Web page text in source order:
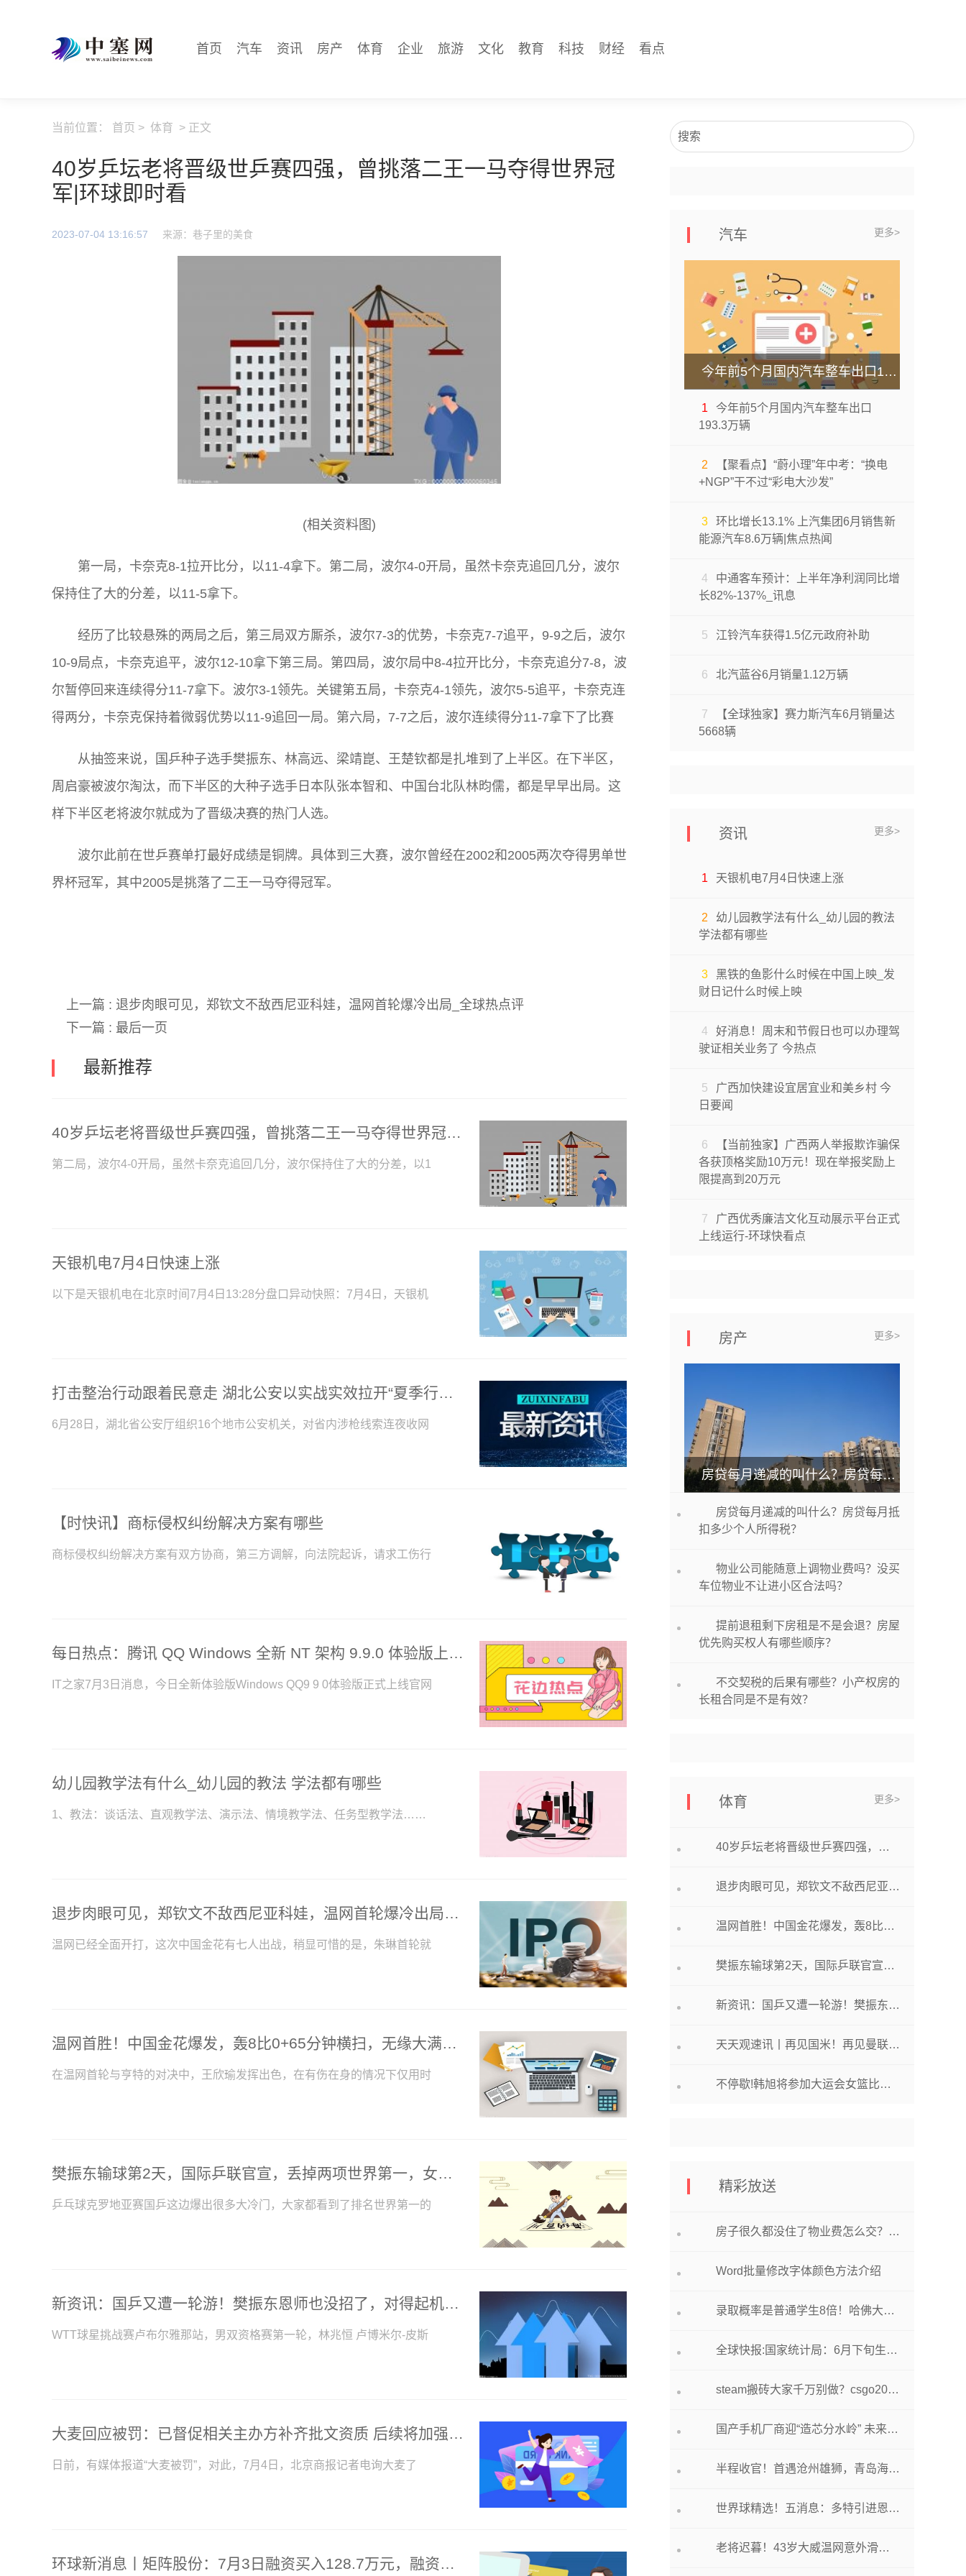
首页 汽车 资讯 房产 体育 企业 旅游 文化 教育 科技 财经 看点
当前位置： 首页 > 体育 > 正文
40岁乒坛老将晋级世乒赛四强，曾挑落二王一马夺得世界冠
军|环球即时看
2023-07-04 13:16:57 来源：巷子里的美食
(相关资料图)
第一局，卡奈克8-1拉开比分，以11-4拿下。第二局，波尔4-0开局，虽然卡奈克追回几分，波尔
保持住了大的分差，以11-5拿下。
经历了比较悬殊的两局之后，第三局双方厮杀，波尔7-3的优势，卡奈克7-7追平，9-9之后，波尔
10-9局点，卡奈克追平，波尔12-10拿下第三局。第四局，波尔局中8-4拉开比分，卡奈克追分7-8，波
尔暂停回来连续得分11-7拿下。波尔3-1领先。关键第五局，卡奈克4-1领先，波尔5-5追平，卡奈克连
得两分，卡奈克保持着微弱优势以11-9追回一局。第六局，7-7之后，波尔连续得分11-7拿下了比赛
从抽签来说，国乒种子选手樊振东、林高远、梁靖崑、王楚钦都是扎堆到了上半区。在下半区，
周启豪被波尔淘汰，而下半区的大种子选手日本队张本智和、中国台北队林昀儒，都是早早出局。这
样下半区老将波尔就成为了晋级决赛的热门人选。
波尔此前在世乒赛单打最好成绩是铜牌。具体到三大赛，波尔曾经在2002和2005两次夺得男单世
界杯冠军，其中2005是挑落了二王一马夺得冠军。
上一篇 : 退步肉眼可见，郑钦文不敌西尼亚科娃，温网首轮爆冷出局_全球热点评
下一篇 : 最后一页
最新推荐
40岁乒坛老将晋级世乒赛四强，曾挑落二王一马夺得世界冠军|环球即时看
第二局，波尔4-0开局，虽然卡奈克追回几分，波尔保持住了大的分差，以1
天银机电7月4日快速上涨
以下是天银机电在北京时间7月4日13:28分盘口异动快照：7月4日，天银机
打击整治行动跟着民意走 湖北公安以实战实效拉开“夏季行动”大幕
6月28日，湖北省公安厅组织16个地市公安机关，对省内涉枪线索连夜收网
【时快讯】商标侵权纠纷解决方案有哪些
商标侵权纠纷解决方案有双方协商，第三方调解，向法院起诉，请求工伤行
每日热点：腾讯 QQ Windows 全新 NT 架构 9.9.0 体验版上架官网
IT之家7月3日消息，今日全新体验版Windows QQ9 9 0体验版正式上线官网
幼儿园教学法有什么_幼儿园的教法 学法都有哪些
1、教法：谈话法、直观教学法、演示法、情境教学法、任务型教学法……
退步肉眼可见，郑钦文不敌西尼亚科娃，温网首轮爆冷出局_全球热点评
温网已经全面开打，这次中国金花有七人出战，稍显可惜的是，朱琳首轮就
温网首胜！中国金花爆发，轰8比0+65分钟横扫，无缘大满贯连冠
在温网首轮与亨特的对决中，王欣瑜发挥出色，在有伤在身的情况下仅用时
樊振东输球第2天，国际乒联官宣，丢掉两项世界第一，女乒问题大_快看点
乒乓球克罗地亚赛国乒这边爆出很多大冷门，大家都看到了排名世界第一的
新资讯：国乒又遭一轮游！樊振东恩师也没招了，对得起机票和团队付出吗？
WTT球星挑战赛卢布尔雅那站，男双资格赛第一轮，林兆恒 卢博米尔-皮斯
大麦回应被罚：已督促相关主办方补齐批文资质 后续将加强项目审核力度-新消息
日前，有媒体报道“大麦被罚”，对此，7月4日，北京商报记者电询大麦了
环球新消息丨矩阵股份：7月3日融资买入128.7万元，融资融券余额2988.26万元
搜索
汽车 更多>
今年前5个月国内汽车整车出口193.3万辆
1
今年前5个月国内汽车整车出口
193.3万辆
2
【聚看点】“蔚小理”年中考：“换电
+NGP”干不过“彩电大沙发”
3
环比增长13.1% 上汽集团6月销售新
能源汽车8.6万辆|焦点热闻
4
中通客车预计：上半年净利润同比增
长82%-137%_讯息
5 江铃汽车获得1.5亿元政府补助
6 北汽蓝谷6月销量1.12万辆
7
【全球独家】赛力斯汽车6月销量达
5668辆
资讯 更多>
1 天银机电7月4日快速上涨
2
幼儿园教学法有什么_幼儿园的教法
学法都有哪些
3
黑铁的鱼影什么时候在中国上映_发
财日记什么时候上映
4
好消息！周末和节假日也可以办理驾
驶证相关业务了 今热点
5
广西加快建设宜居宜业和美乡村 今
日要闻
6
【当前独家】广西两人举报欺诈骗保
各获顶格奖励10万元！现在举报奖励上
限提高到20万元
7
广西优秀廉洁文化互动展示平台正式
上线运行-环球快看点
房产 更多>
房贷每月递减的叫什么？房贷每月抵扣多少个人所得税？
房贷每月递减的叫什么？房贷每月抵
扣多少个人所得税？
物业公司能随意上调物业费吗？没买
车位物业不让进小区合法吗？
提前退租剩下房租是不是会退？房屋
优先购买权人有哪些顺序？
不交契税的后果有哪些？小产权房的
长租合同是不是有效？
体育 更多>
40岁乒坛老将晋级世乒赛四强，曾挑落二王一马夺得世界冠军|环球即时看
退步肉眼可见，郑钦文不敌西尼亚科娃，温网首轮爆冷出局_全球热点评
温网首胜！中国金花爆发，轰8比0+65分钟横扫，无缘大满贯连冠
樊振东输球第2天，国际乒联官宣，丢掉两项世界第一，女乒问题大_快看点
新资讯：国乒又遭一轮游！樊振东恩师也没招了，对得起机票和团队付出吗？
天天观速讯丨再见国米！再见曼联！奥纳纳收6000万报价，投奔B罗，携C罗冲亚冠
不停歇!韩旭将参加大运会女篮比赛 与大宝贝刘禹彤组双塔
精彩放送
房子很久都没住了物业费怎么交？2023年房贷月供下降的原因有哪些？
Word批量修改字体颜色方法介绍
录取概率是普通学生8倍！哈佛大学“传承录取”制度遭投诉
全球快报:国家统计局：6月下旬生猪（外三元）价格环比下降3.5%
steam搬砖大家千万别做？csgo2021年major赛程csgo奖金是多少？
国产手机厂商迎“造芯分水岭” 未来如何突围发展？|环球报资讯
半程收官！首遇沧州雄狮，青岛海牛发布票务，新增5个线下售票点|全球今头条
世界球精选！五消息：多特引进恩梅查，曼联报价奥纳纳，芒特已加盟曼联，热刺引进范德文
老将迟暮！43岁大威温网意外滑倒，坚持1小时31分仍然一战出局！-今日热搜